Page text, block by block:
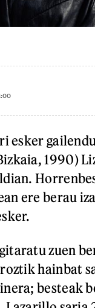
esker
1990)
ere berau
zuen
hainbat
besteak